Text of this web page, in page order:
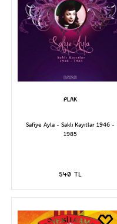
Safiye Ayla - Saklı Kayıtlar 1946 -
1985
540 TL